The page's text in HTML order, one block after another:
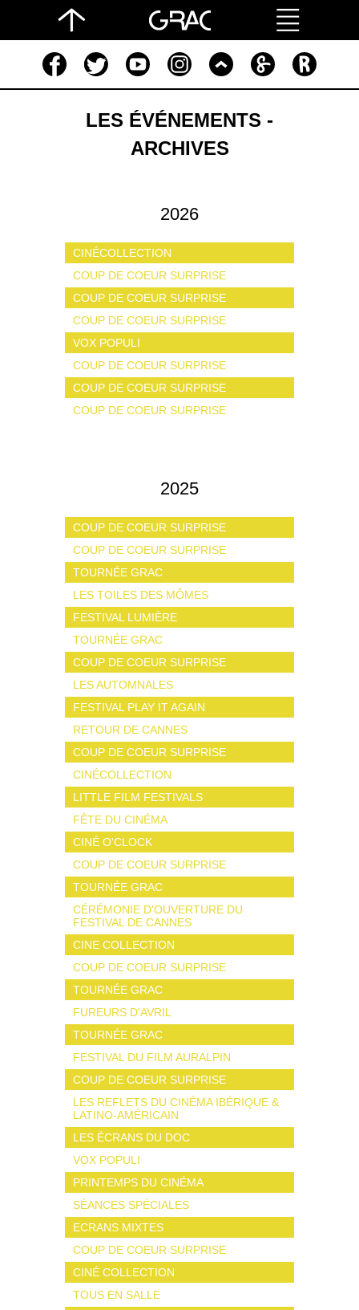
LES ÉVÉNEMENTS -
ARCHIVES
2026
CINÉCOLLECTION
COUP DE COEUR SURPRISE
COUP DE COEUR SURPRISE
COUP DE COEUR SURPRISE
VOX POPULI
COUP DE COEUR SURPRISE
COUP DE COEUR SURPRISE
COUP DE COEUR SURPRISE
2025
COUP DE COEUR SURPRISE
COUP DE COEUR SURPRISE
TOURNÉE GRAC
LES TOILES DES MÔMES
FESTIVAL LUMIÈRE
TOURNÉE GRAC
COUP DE COEUR SURPRISE
LES AUTOMNALES
FESTIVAL PLAY IT AGAIN
RETOUR DE CANNES
COUP DE COEUR SURPRISE
CINÉCOLLECTION
LITTLE FILM FESTIVALS
FÊTE DU CINÉMA
CINÉ O'CLOCK
COUP DE COEUR SURPRISE
TOURNÉE GRAC
CÉRÉMONIE D'OUVERTURE DU
FESTIVAL DE CANNES
CINE COLLECTION
COUP DE COEUR SURPRISE
TOURNÉE GRAC
FUREURS D'AVRIL
TOURNÉE GRAC
FESTIVAL DU FILM AURALPIN
COUP DE COEUR SURPRISE
LES REFLETS DU CINÉMA IBÉRIQUE &
LATINO-AMÉRICAIN
LES ÉCRANS DU DOC
VOX POPULI
PRINTEMPS DU CINÉMA
SÉANCES SPÉCIALES
ECRANS MIXTES
COUP DE COEUR SURPRISE
CINÉ COLLECTION
TOUS EN SALLE